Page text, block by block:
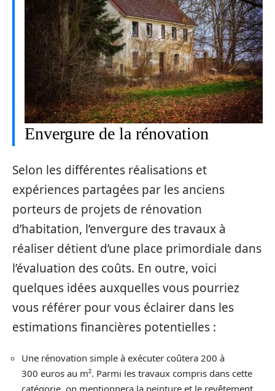
Envergure de la rénovation
Selon les différentes réalisations et
expériences partagées par les anciens
porteurs de projets de rénovation
d’habitation, l’envergure des travaux à
réaliser détient d’une place primordiale dans
l’évaluation des coûts. En outre, voici
quelques idées auxquelles vous pourriez
vous référer pour vous éclairer dans les
estimations financières potentielles :
Une rénovation simple à exécuter coûtera 200 à
300 euros au m². Parmi les travaux compris dans cette